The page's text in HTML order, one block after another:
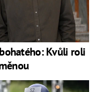
Kvůli roli